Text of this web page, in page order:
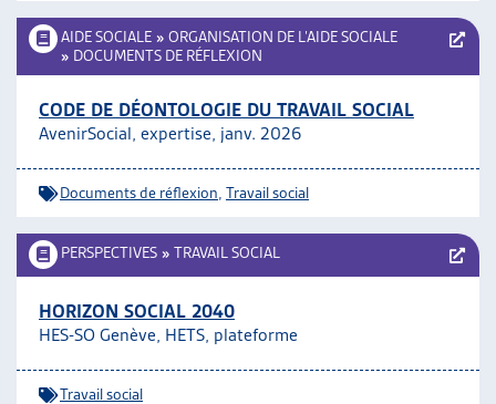
JOURNÉES D’AUTOMNE
AIDE SOCIALE » ORGANISATION DE L’AIDE SOCIALE
» DOCUMENTS DE RÉFLEXION
CODE DE DÉONTOLOGIE DU TRAVAIL SOCIAL
AvenirSocial, expertise, janv. 2026
Documents de réflexion Travail social
PERSPECTIVES » TRAVAIL SOCIAL
HORIZON SOCIAL 2040
HES-SO Genève, HETS, plateforme
Travail social